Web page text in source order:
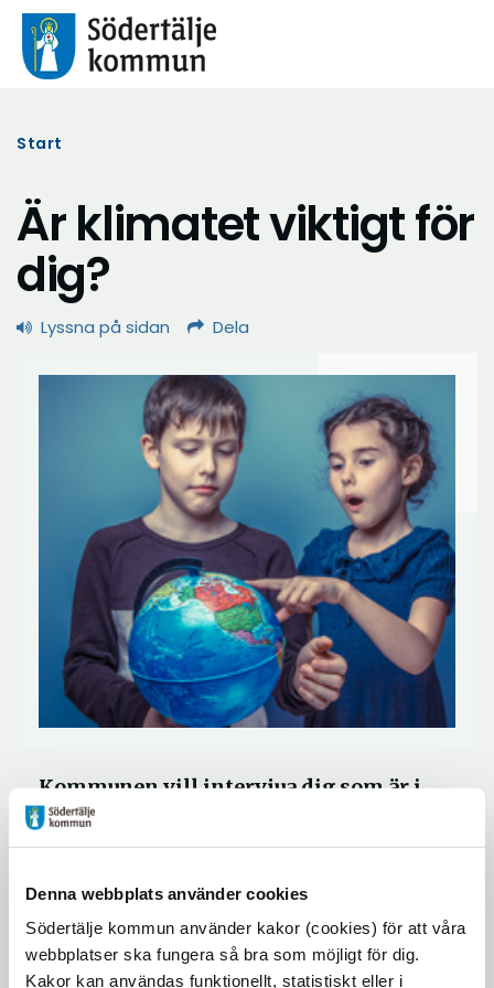
Denna webbplats använder cookies
Södertälje kommun använder kakor (cookies) för att våra
webbplatser ska fungera så bra som möjligt för dig.
Kakor kan användas funktionellt, statistiskt eller i
Start
Är klimatet viktigt för
dig?
Lyssna på sidan Dela
Kommunen vill intervjua dig som är i
åldern 16 till 19 år om vad du tycker och
känner om klimatfrågan. Hur kan du
du kommunen kan bli bättre på? Berätta!
Deltar du påverkar du kommunens